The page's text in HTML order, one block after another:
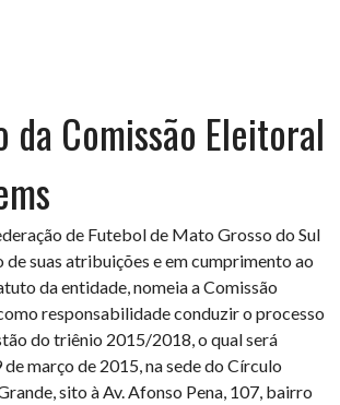
da Comissão Eleitoral
de Futebol de Mato Grosso do Sul
de suas atribuições e em cumprimento ao
da entidade, nomeia a Comissão
responsabilidade conduzir o processo
do triênio 2015/2018, o qual será
março de 2015, na sede do Círculo
sito à Av. Afonso Pena, 107, bairro